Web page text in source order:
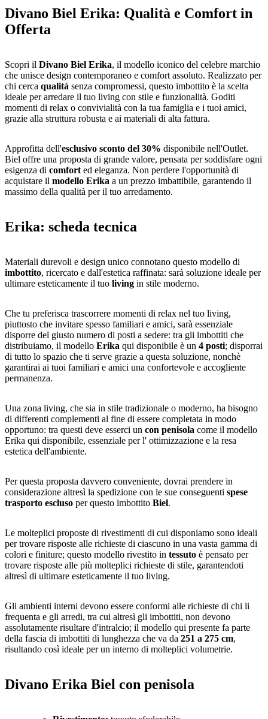
Divano Biel Erika: Qualità e Comfort in
Offerta
Scopri il Divano Biel Erika, il modello iconico del celebre marchio
che unisce design contemporaneo e comfort assoluto. Realizzato per
chi cerca qualità senza compromessi, questo imbottito è la scelta
ideale per arredare il tuo living con stile e funzionalità. Goditi
momenti di relax o convivialità con la tua famiglia e i tuoi amici,
grazie alla struttura robusta e ai materiali di alta fattura.
Approfitta dell'esclusivo sconto del 30% disponibile nell'Outlet.
Biel offre una proposta di grande valore, pensata per soddisfare ogni
esigenza di comfort ed eleganza. Non perdere l'opportunità di
acquistare il modello Erika a un prezzo imbattibile, garantendo il
massimo della qualità per il tuo arredamento.
Erika: scheda tecnica
Materiali durevoli e design unico connotano questo modello di
imbottito, ricercato e dall'estetica raffinata: sarà soluzione ideale per
ultimare esteticamente il tuo living in stile moderno.
Che tu preferisca trascorrere momenti di relax nel tuo living,
piuttosto che invitare spesso familiari e amici, sarà essenziale
disporre del giusto numero di posti a sedere: tra gli imbottiti che
distribuiamo, il modello Erika qui disponibile è un 4 posti; disporrai
di tutto lo spazio che ti serve grazie a questa soluzione, nonchè
garantirai ai tuoi familiari e amici una confortevole e accogliente
permanenza.
Una zona living, che sia in stile tradizionale o moderno, ha bisogno
di differenti complementi al fine di essere completata in modo
opportuno: tra questi deve esserci un con penisola come il modello
Erika qui disponibile, essenziale per l' ottimizzazione e la resa
estetica dell'ambiente.
Per questa proposta davvero conveniente, dovrai prendere in
considerazione altresì la spedizione con le sue conseguenti spese
trasporto escluso per questo imbottito Biel.
Le molteplici proposte di rivestimenti di cui disponiamo sono ideali
per trovare risposte alle richieste di ciascuno in una vasta gamma di
colori e finiture; questo modello rivestito in tessuto è pensato per
trovare risposte alle più molteplici richieste di stile, garantendoti
altresì di ultimare esteticamente il tuo living.
Gli ambienti interni devono essere conformi alle richieste di chi li
frequenta e gli arredi, tra cui altresì gli imbottiti, non devono
assolutamente risultare d'intralcio; il modello qui presente fa parte
della fascia di imbottiti di lunghezza che va da 251 a 275 cm,
risultando così ideale per un interno di molteplici volumetrie.
Divano Erika Biel con penisola